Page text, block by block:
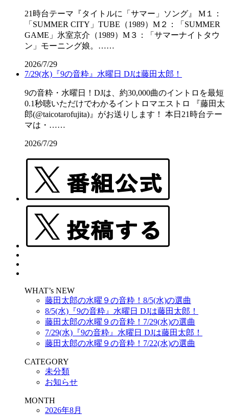
21時台テーマ『タイトルに「サマー」ソング』 M１：
「SUMMER CITY」TUBE（1989）M２：「SUMMER
GAME」氷室京介（1989）M３：「サマーナイトタウ
ン」モーニング娘。……
2026/7/29
7/29(水)『9の音粋』水曜日 DJは藤田太郎！
9の音粋・水曜日！DJは、約30,000曲のイントロを最短
0.1秒聴いただけでわかるイントロマエストロ 『藤田太
郎(@taicotarofujita)』がお送りします！ 本日21時台テー
マは・……
2026/7/29
WHAT’s NEW
藤田太郎の水曜９の音粋！8/5(水)の選曲
8/5(水)『9の音粋』水曜日 DJは藤田太郎！
藤田太郎の水曜９の音粋！7/29(水)の選曲
7/29(水)『9の音粋』水曜日 DJは藤田太郎！
藤田太郎の水曜９の音粋！7/22(水)の選曲
CATEGORY
未分類
お知らせ
MONTH
2026年8月